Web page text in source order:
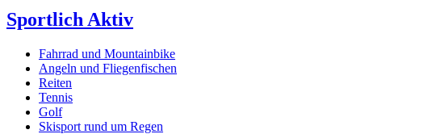
Sportlich Aktiv
Fahrrad und Mountainbike
Angeln und Fliegenfischen
Reiten
Tennis
Golf
Skisport rund um Regen